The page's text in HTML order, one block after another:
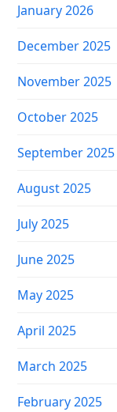
January 2026
December 2025
November 2025
October 2025
September 2025
August 2025
July 2025
June 2025
May 2025
April 2025
March 2025
February 2025